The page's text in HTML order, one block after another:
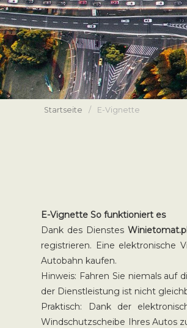
Startseite / E-Vignette
E-Vignette So funktioniert es
Dank des Dienstes
registrieren. Eine elektronische
Autobahn kaufen.
Hinweis: Fahren Sie niemals auf
der Dienstleistung ist nicht
Praktisch: Dank der
Windschutzscheibe Ihres Autos